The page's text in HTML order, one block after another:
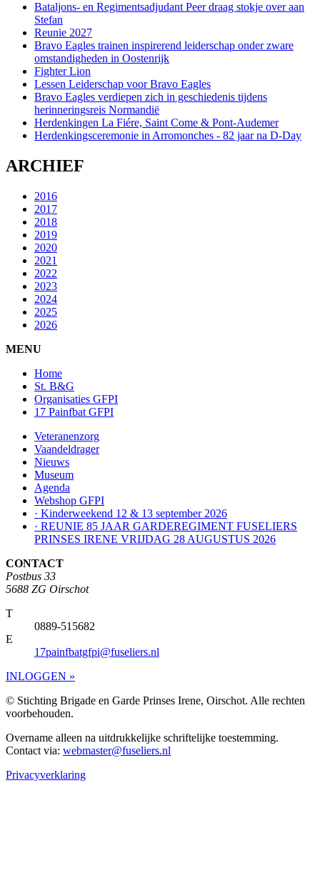
Bataljons- en Regimentsadjudant Peer draag stokje over aan
Stefan
Reunie 2027
Bravo Eagles trainen inspirerend leiderschap onder zware
omstandigheden in Oostenrijk
Fighter Lion
Lessen Leiderschap voor Bravo Eagles
Bravo Eagles verdiepen zich in geschiedenis tijdens
herinneringsreis Normandië
Herdenkingen La Fiére, Saint Come & Pont-Audemer
Herdenkingsceremonie in Arromonches - 82 jaar na D-Day
ARCHIEF
2016
2017
2018
2019
2020
2021
2022
2023
2024
2025
2026
MENU
Home
St. B&G
Organisaties GFPI
17 Painfbat GFPI
Veteranenzorg
Vaandeldrager
Nieuws
Museum
Agenda
Webshop GFPI
· Kinderweekend 12 & 13 september 2026
· REUNIE 85 JAAR GARDEREGIMENT FUSELIERS
PRINSES IRENE VRIJDAG 28 AUGUSTUS 2026
CONTACT
Postbus 33
5688 ZG Oirschot
T
0889-515682
E
17painfbatgfpi@fuseliers.nl
INLOGGEN »
© Stichting Brigade en Garde Prinses Irene, Oirschot. Alle rechten
voorbehouden.
Overname alleen na uitdrukkelijke schriftelijke toestemming.
Contact via: webmaster@fuseliers.nl
Privacyverklaring